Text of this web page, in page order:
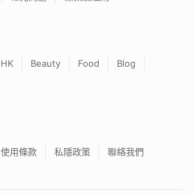
HK Beauty Food
Blog
使用條款 私隱政策 聯絡我們